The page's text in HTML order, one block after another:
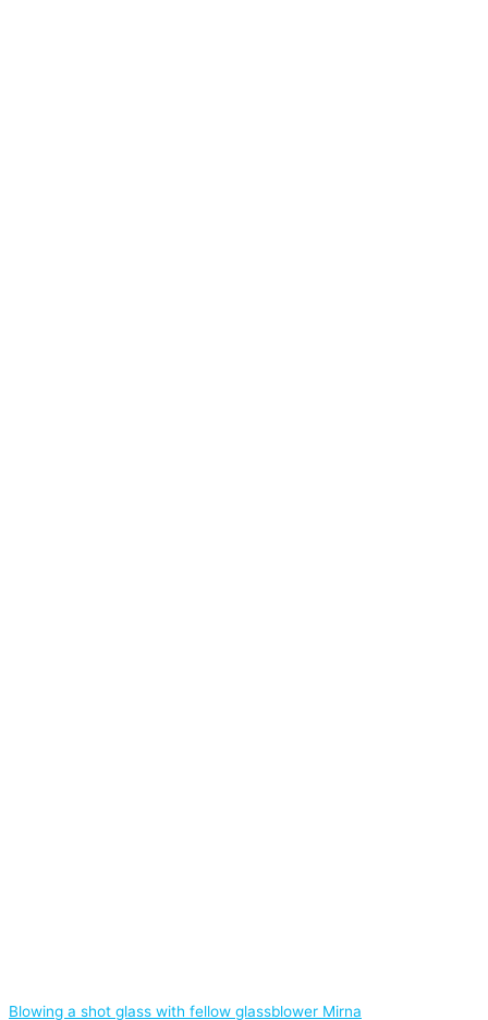
Blowing a shot glass with fellow glassblower Mirna